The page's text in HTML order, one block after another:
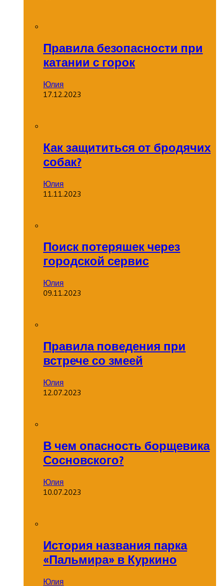
Правила безопасности при
катании с горок
Юлия
17.12.2023
Как защититься от бродячих
собак?
Юлия
11.11.2023
Поиск потеряшек через
городской сервис
Юлия
09.11.2023
Правила поведения при
встрече со змеей
Юлия
12.07.2023
В чем опасность борщевика
Сосновского?
Юлия
10.07.2023
История названия парка
«Пальмира» в Куркино
Юлия